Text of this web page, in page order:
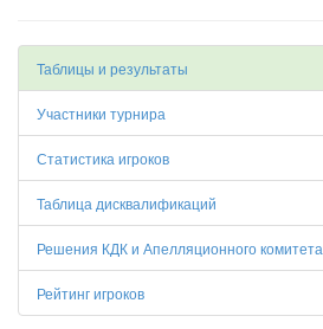
Таблицы и результаты
Участники турнира
Статистика игроков
Таблица дисквалификаций
Решения КДК и Апелляционного комитета
Рейтинг игроков